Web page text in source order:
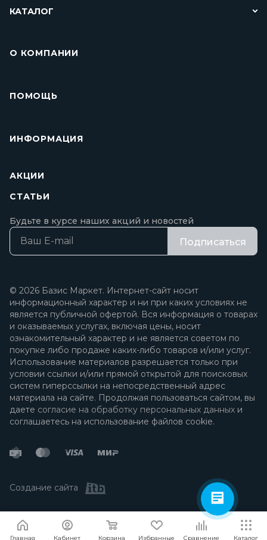
КАТАЛОГ
О КОМПАНИИ
ПОМОЩЬ
ИНФОРМАЦИЯ
АКЦИИ
СТАТЬИ
Будьте в курсе наших акций и новостей
Подписаться
© 2026 Базис Маркет. Интернет-сайт носит
информационный характер и ни при каких условиях не
является публичной офертой. Вся информация о товарах
и оказываемых услугах, включая цены, носит
ознакомительный характер и не является советом по
покупке либо продаже каких-либо товаров и/или услуг.
Использование материалов разрешается только при
условии ссылки и/или прямой открытой для поисковых
систем гиперссылки на непосредственный адрес
материала на сайте. Продолжая пользоваться сайтом, вы
даете согласие на обработку персональных данных и
соглашаетесь на использование файлов cookie.
Создание сайта
Главная Кабинет Корзина Избранные Сравнение Каталог
Мы используем файлы cookie. Подробнее Я согласен